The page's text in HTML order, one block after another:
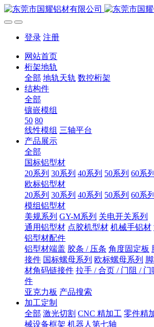
登录 注册
网站首页
桁架地轨
全部 地轨天轨 数控桁架
结构件
全部
镶嵌模组
50 80
线性模组 三轴平台
产品展示
全部
国标铝型材
20系列 30系列 40系列 50系列 60系列
欧标铝型材
20系列 30系列 40系列 50系列 60系列
模组铝型材
美规系列 GY-M系列 关电开关系列
通用铝型材 点胶机型材 机械手铝材
铝型材配件
铝型材端盖 胶条 / 压条 角度固定板
接件 国标螺母系列 欧标螺母系列
材角码链接件 拉手 / 合页 / 门阻 / 门
件
亚克力板 产品搜索
加工定制
全部 激光切割 CNC 精加工 零件精
械设备框架 机器人第七轴